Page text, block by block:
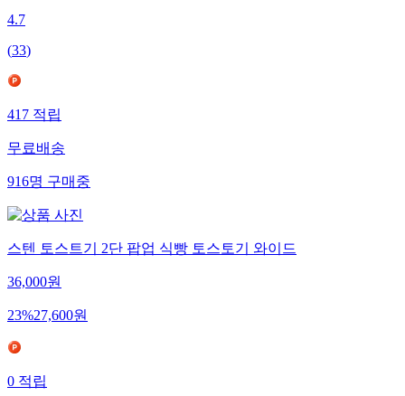
4.7
(33)
417적립
무료배송
916명구매중
스텐 토스트기 2단 팝업 식빵 토스토기 와이드
36,000원
23%27,600원
0적립